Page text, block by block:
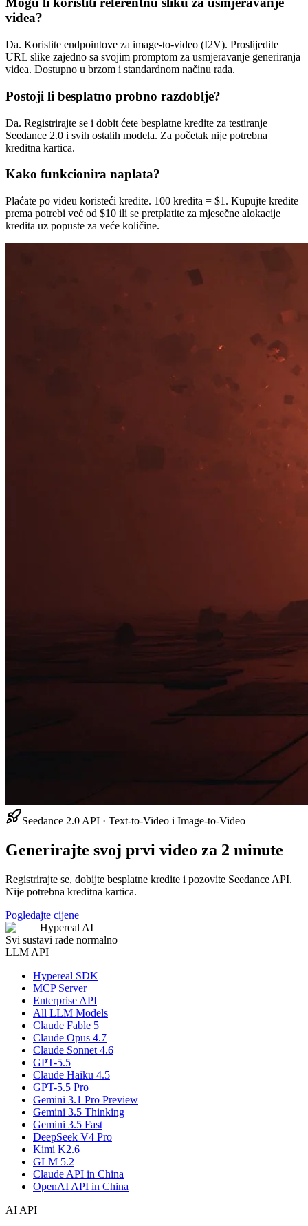
videa?
Da. Koristite endpointove za image-to-video (I2V). Proslijedite
URL slike zajedno sa svojim promptom za usmjeravanje generiranja
videa. Dostupno u brzom i standardnom načinu rada.
Postoji li besplatno probno razdoblje?
Da. Registrirajte se i dobit ćete besplatne kredite za testiranje
Seedance 2.0 i svih ostalih modela. Za početak nije potrebna
kreditna kartica.
Kako funkcionira naplata?
Plaćate po videu koristeći kredite. 100 kredita = $1. Kupujte kredite
prema potrebi već od $10 ili se pretplatite za mjesečne alokacije
kredita uz popuste za veće količine.
Seedance 2.0 API · Text-to-Video i Image-to-Video
Generirajte svoj prvi video za 2 minute
Registrirajte se, dobijte besplatne kredite i pozovite Seedance API.
Nije potrebna kreditna kartica.
Pogledajte cijene
Hypereal AI
Svi sustavi rade normalno
LLM API
Hypereal SDK
MCP Server
Enterprise API
All LLM Models
Claude Fable 5
Claude Opus 4.7
Claude Sonnet 4.6
GPT-5.5
Claude Haiku 4.5
GPT-5.5 Pro
Gemini 3.1 Pro Preview
Gemini 3.5 Thinking
Gemini 3.5 Fast
DeepSeek V4 Pro
Kimi K2.6
GLM 5.2
Claude API in China
OpenAI API in China
AI API